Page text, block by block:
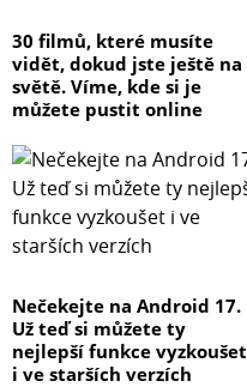
30 filmů, které musíte
vidět, dokud jste ještě na
světě. Víme, kde si je
můžete pustit online
Nečekejte na Android 17.
Už teď si můžete ty
nejlepší funkce vyzkoušet
i ve starších verzích